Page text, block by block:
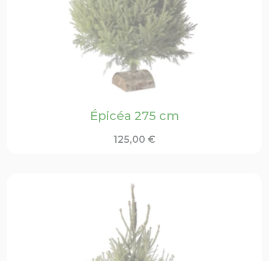
Épicéa 275 cm
125,00 €